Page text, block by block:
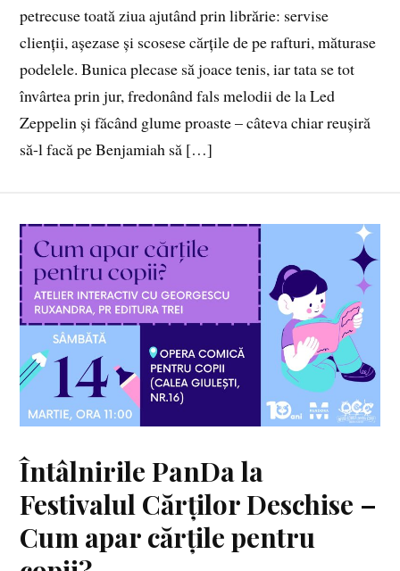
petrecuse toată ziua ajutând prin librărie: servise
clienții, așezase şi scosese cărțile de pe rafturi, măturase
pode­lele. Bunica plecase să joace tenis, iar tata se tot
învârtea prin jur, fredonând fals melodii de la Led
Zeppelin și făcând glume proaste – câteva chiar reușiră
să-l facă pe Benjamiah să […]
Întâlnirile PanDa la
Festivalul Cărților Deschise –
Cum apar cărțile pentru